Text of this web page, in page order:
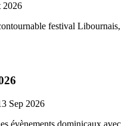
2026
festival Libournais,
Sep 2026
évènements dominicaux avec